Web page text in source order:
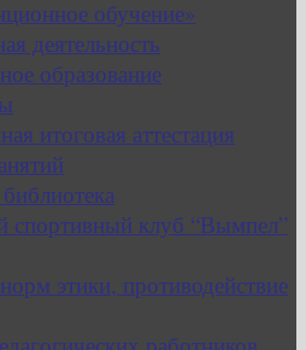
обучение»
деятельность
образование
итоговая аттестация
спортивный клуб “Вымпел”
этики, противодействие